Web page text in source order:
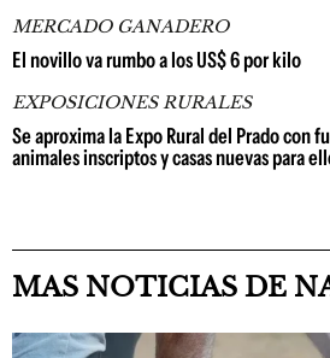
MERCADO GANADERO
El novillo va rumbo a los US$ 6 por kilo
EXPOSICIONES RURALES
Se aproxima la Expo Rural del Prado con
animales inscriptos y casas nuevas para
MAS NOTICIAS DE